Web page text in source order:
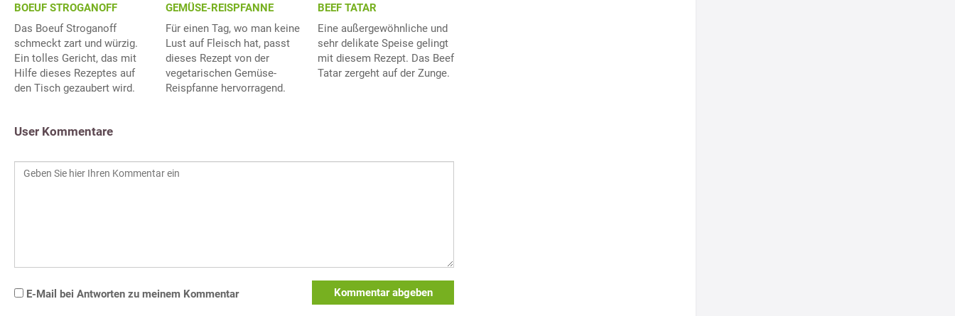
BOEUF STROGANOFF
Das Boeuf Stroganoff
schmeckt zart und würzig.
Ein tolles Gericht, das mit
Hilfe dieses Rezeptes auf
den Tisch gezaubert wird.
GEMÜSE-REISPFANNE
Für einen Tag, wo man keine
Lust auf Fleisch hat, passt
dieses Rezept von der
vegetarischen Gemüse-
Reispfanne hervorragend.
BEEF TATAR
Eine außergewöhnliche und
sehr delikate Speise gelingt
mit diesem Rezept. Das Beef
Tatar zergeht auf der Zunge.
User Kommentare
E-Mail bei Antworten zu meinem Kommentar Kommentar abgeben